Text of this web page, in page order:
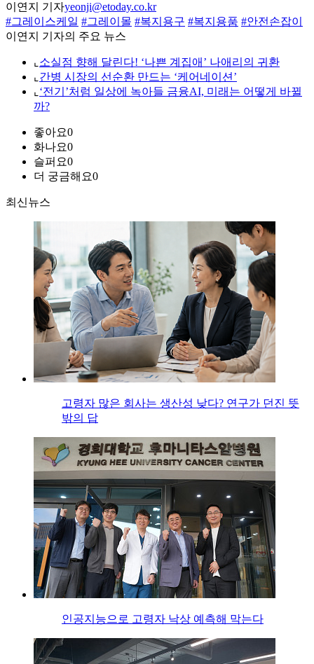
이연지 기자yeonji@etoday.co.kr
#그레이스케일 #그레이몰 #복지용구 #복지용품 #안전손잡이
이연지 기자의 주요 뉴스
⌞ 소실점 향해 달린다! ‘나쁜 계집애’ 나애리의 귀환
⌞ 간병 시장의 선순환 만드는 ‘케어네이션’
⌞ ‘전기’처럼 일상에 녹아들 금융AI, 미래는 어떻게 바뀔
까?
좋아요0
화나요0
슬퍼요0
더 궁금해요0
최신뉴스
고령자 많은 회사는 생산성 낮다? 연구가 던진 뜻
밖의 답
인공지능으로 고령자 낙상 예측해 막는다